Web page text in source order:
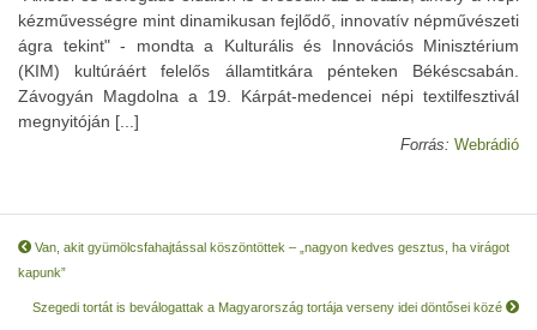
kézművességre mint dinamikusan fejlődő, innovatív népművészeti
ágra tekint" - mondta a Kulturális és Innovációs Minisztérium
(KIM) kultúráért felelős államtitkára pénteken Békéscsabán.
Závogyán Magdolna a 19. Kárpát-medencei népi textilfesztivál
megnyitóján [...]
Forrás: Webrádió
Van, akit gyümölcsfahajtással köszöntöttek – „nagyon kedves gesztus, ha virágot
kapunk”
Szegedi tortát is beválogattak a Magyarország tortája verseny idei döntősei közé